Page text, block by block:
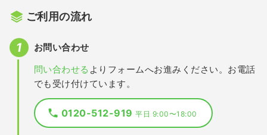
ご利用の流れ
お問い合わせ
問い合わせる よりフォームへお進みください。お電話
でも受け付けています。
0120-512-919平日 9:00〜18:00